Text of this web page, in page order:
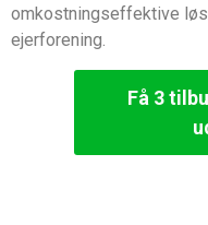
omkostningseffektive
ejerforening.
Få 3